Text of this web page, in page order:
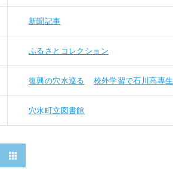
新聞記事
ふるさとコレクション
復興の穴水巡る 校外学習で石川高專生
穴水町立図書館